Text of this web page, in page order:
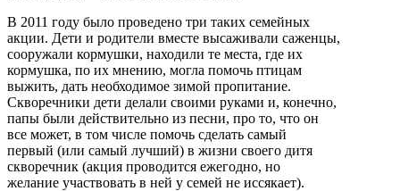
В 2011 году было проведено три таких семейных
акции. Дети и родители вместе высаживали саженцы,
сооружали кормушки, находили те места, где их
кормушка, по их мнению, могла помочь птицам
выжить, дать необходимое зимой пропитание.
Скворечники дети делали своими руками и, конечно,
папы были действительно из песни, про то, что он
все может, в том числе помочь сделать самый
первый (или самый лучший) в жизни своего дитя
скворечник (акция проводится ежегодно, но
желание участвовать в ней у семей не иссякает).